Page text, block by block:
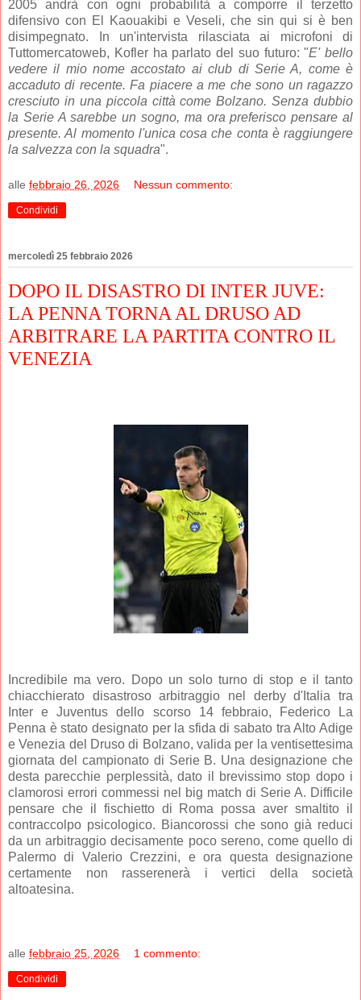
2005 andrà con ogni probabilità a comporre il terzetto
difensivo con El Kaouakibi e Veseli, che sin qui si è ben
disimpegnato. In un'intervista rilasciata ai microfoni di
Tuttomercatoweb, Kofler ha parlato del suo futuro: "E' bello
vedere il mio nome accostato ai club di Serie A, come è
accaduto di recente. Fa piacere a me che sono un ragazzo
cresciuto in una piccola città come Bolzano. Senza dubbio
la Serie A sarebbe un sogno, ma ora preferisco pensare al
presente. Al momento l'unica cosa che conta è raggiungere
la salvezza con la squadra".
alle febbraio 26, 2026 Nessun commento:
Condividi
mercoledì 25 febbraio 2026
DOPO IL DISASTRO DI INTER JUVE:
LA PENNA TORNA AL DRUSO AD
ARBITRARE LA PARTITA CONTRO IL
VENEZIA
Incredibile ma vero. Dopo un solo turno di stop e il tanto
chiacchierato disastroso arbitraggio nel derby d'Italia tra
Inter e Juventus dello scorso 14 febbraio, Federico La
Penna è stato designato per la sfida di sabato tra Alto Adige
e Venezia del Druso di Bolzano, valida per la ventisettesima
giornata del campionato di Serie B. Una designazione che
desta parecchie perplessità, dato il brevissimo stop dopo i
clamorosi errori commessi nel big match di Serie A. Difficile
pensare che il fischietto di Roma possa aver smaltito il
contraccolpo psicologico. Biancorossi che sono già reduci
da un arbitraggio decisamente poco sereno, come quello di
Palermo di Valerio Crezzini, e ora questa designazione
certamente non rasserenerà i vertici della società
altoatesina.
alle febbraio 25, 2026 1 commento:
Condividi